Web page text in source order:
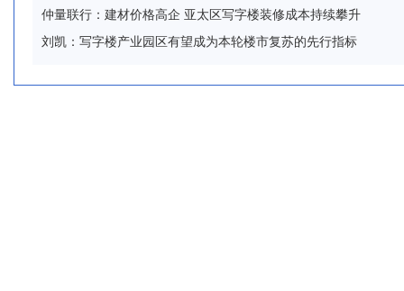
仲量联行：建材价格高企 亚太区写字楼装修成本持续攀升
刘凯：写字楼产业园区有望成为本轮楼市复苏的先行指标